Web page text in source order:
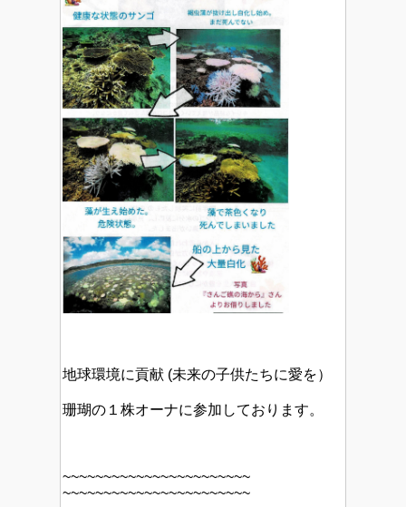
地球環境に貢献 (未来の子供たちに愛を）
珊瑚の１株オーナに参加しております。
~~~~~~~~~~~~~~~~~~~~~~~
~~~~~~~~~~~~~~~~~~~~~~~